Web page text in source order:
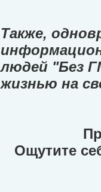
Также,
людей "Без
жизнью на
Ощутите